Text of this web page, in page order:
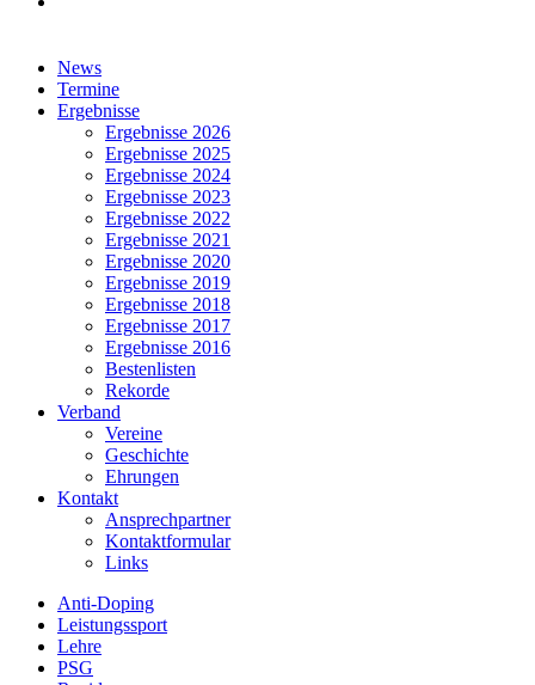
Close
Menu
News
Termine
Ergebnisse
Ergebnisse 2026
Ergebnisse 2025
Ergebnisse 2024
Ergebnisse 2023
Ergebnisse 2022
Ergebnisse 2021
Ergebnisse 2020
Ergebnisse 2019
Ergebnisse 2018
Ergebnisse 2017
Ergebnisse 2016
Bestenlisten
Rekorde
Verband
Vereine
Geschichte
Ehrungen
Kontakt
Ansprechpartner
Kontaktformular
Links
Anti-Doping
Leistungssport
Lehre
PSG